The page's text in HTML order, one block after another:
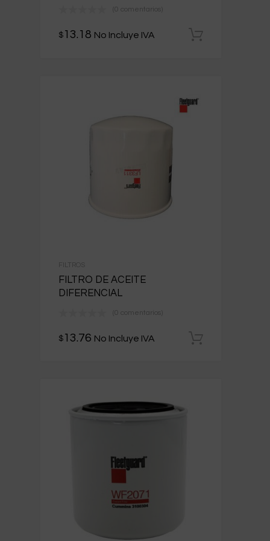
(0 comentarios)
$13.18 No Incluye IVA
FILTRO DE ACEITE
DIFERENCIAL
(0 comentarios)
$13.76 No Incluye IVA